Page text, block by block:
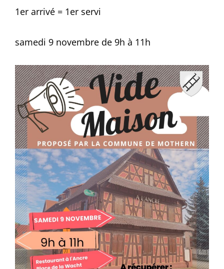
1er arrivé = 1er servi
samedi 9 novembre de 9h à 11h